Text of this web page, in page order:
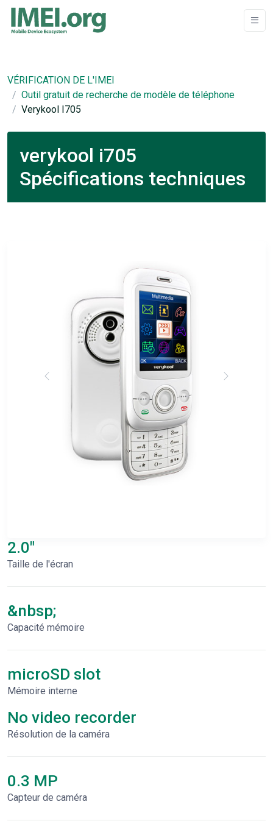
VÉRIFICATION DE L'IMEI
Outil gratuit de recherche de modèle de téléphone
Verykool I705
verykool i705
Spécifications techniques
2.0"
Taille de l'écran
&nbsp;
Capacité mémoire
microSD slot
Mémoire interne
No video recorder
Résolution de la caméra
0.3 MP
Capteur de caméra